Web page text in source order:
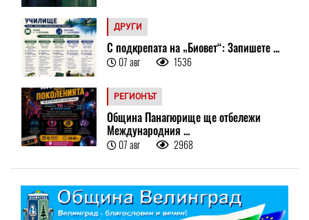
ДРУГИ
С подкрепата на „Биовет“: Запишете ...
07 авг 1536
РЕГИОНЪТ
Община Панагюрище ще отбележи
Международния ...
07 авг 2968